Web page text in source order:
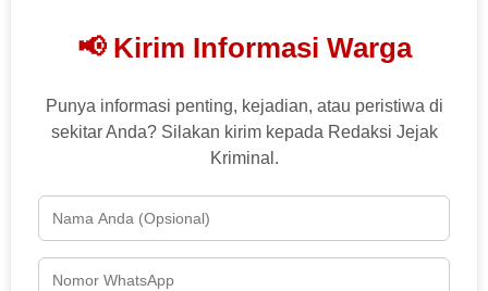
📢 Kirim Informasi Warga
Punya informasi penting, kejadian, atau peristiwa di
sekitar Anda? Silakan kirim kepada Redaksi Jejak
Kriminal.